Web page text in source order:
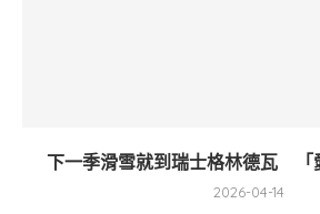
下一季滑雪就到瑞士格林德瓦 「
2026-04-14